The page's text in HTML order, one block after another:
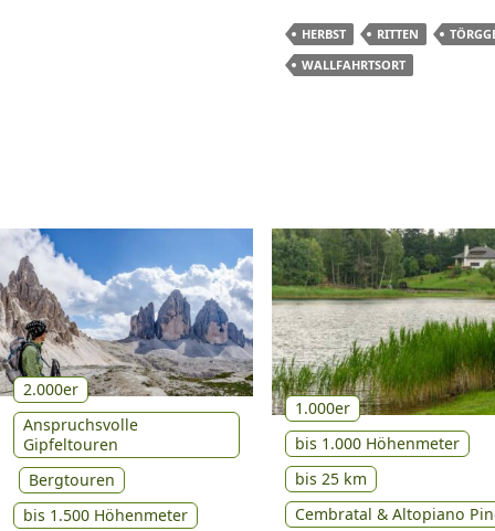
HERBST RITTEN
WALLFAHRTSORT
2.000er
Anspruchsvolle
Gipfeltouren
Bergtouren
bis 1.500 Höhenmeter
1.000er
bis 1.000 Höhenmeter
bis 25 km
Cembratal & Altopiano